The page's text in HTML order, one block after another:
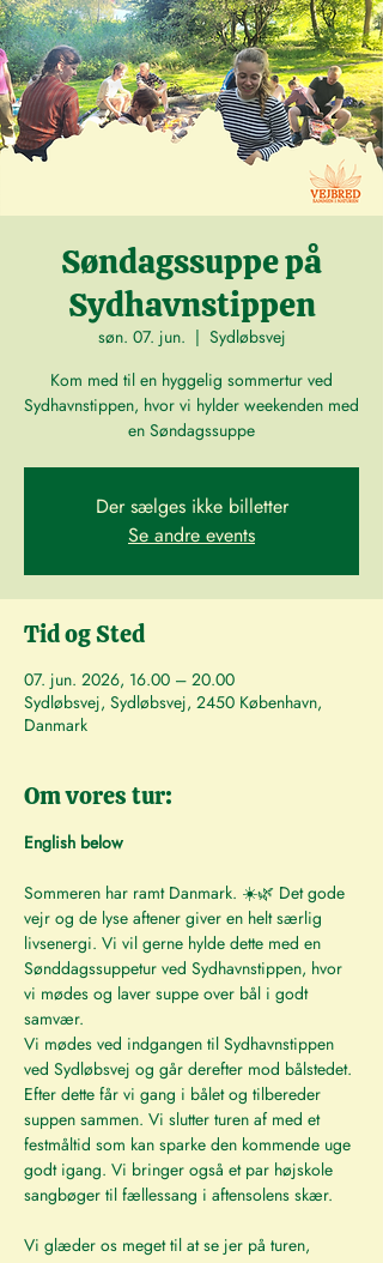
Søndagssuppe på
Sydhavnstippen
søn. 07. jun.
  |
Sydløbsvej
Kom med til en hyggelig sommertur ved
Sydhavnstippen, hvor vi hylder weekenden med
en Søndagssuppe
Der sælges ikke billetter
Se andre events
Tid og Sted
07. jun. 2026, 16.00 – 20.00
Sydløbsvej, Sydløbsvej, 2450 København,
Danmark
Om vores tur:
English below
Sommeren har ramt Danmark. ☀️🌿 Det gode
vejr og de lyse aftener giver en helt særlig
livsenergi. Vi vil gerne hylde dette med en
Sønddagssuppetur ved Sydhavnstippen, hvor
vi mødes og laver suppe over bål i godt
samvær.
Vi mødes ved indgangen til Sydhavnstippen
ved Sydløbsvej og går derefter mod bålstedet.
Efter dette får vi gang i bålet og tilbereder
suppen sammen. Vi slutter turen af med et
festmåltid som kan sparke den kommende uge
godt igang. Vi bringer også et par højskole
sangbøger til fællessang i aftensolens skær.
Vi glæder os meget til at se jer på turen,